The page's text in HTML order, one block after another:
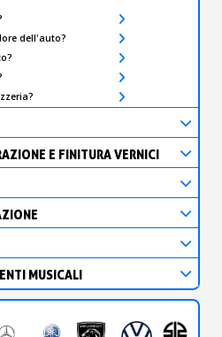
dell'auto?
E FINITURA VERNICI
MUSICALI